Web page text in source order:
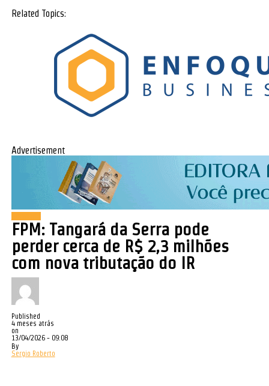
Related Topics:
Advertisement
FPM: Tangará da Serra pode
perder cerca de R$ 2,3 milhões
com nova tributação do IR
Published
4 meses atrás
on
13/04/2026 - 09:08
By
Sergio Roberto